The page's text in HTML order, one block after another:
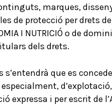
marques,
de protecció per drets
I NUTRICIÓ o de
dels drets.
s’entendrà que es
especialment,
expressa i per escrit de